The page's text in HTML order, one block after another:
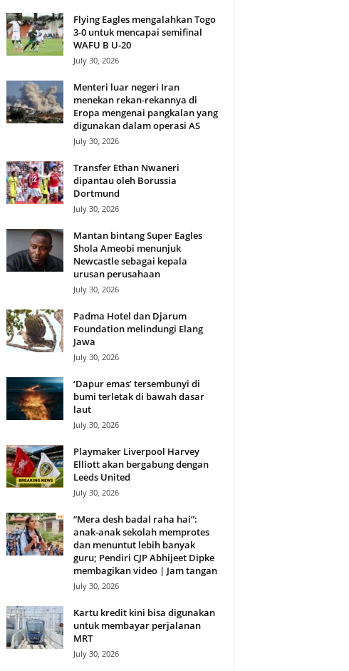
Flying Eagles mengalahkan Togo
3-0 untuk mencapai semifinal
WAFU B U-20
July 30, 2026
Menteri luar negeri Iran
menekan rekan-rekannya di
Eropa mengenai pangkalan yang
digunakan dalam operasi AS
July 30, 2026
Transfer Ethan Nwaneri
dipantau oleh Borussia
Dortmund
July 30, 2026
Mantan bintang Super Eagles
Shola Ameobi menunjuk
Newcastle sebagai kepala
urusan perusahaan
July 30, 2026
Padma Hotel dan Djarum
Foundation melindungi Elang
Jawa
July 30, 2026
‘Dapur emas’ tersembunyi di
bumi terletak di bawah dasar
laut
July 30, 2026
Playmaker Liverpool Harvey
Elliott akan bergabung dengan
Leeds United
July 30, 2026
“Mera desh badal raha hai”:
anak-anak sekolah memprotes
dan menuntut lebih banyak
guru; Pendiri CJP Abhijeet Dipke
membagikan video | Jam tangan
July 30, 2026
Kartu kredit kini bisa digunakan
untuk membayar perjalanan
MRT
July 30, 2026